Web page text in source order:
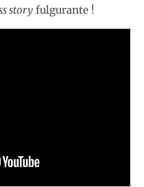
story fulgurante !